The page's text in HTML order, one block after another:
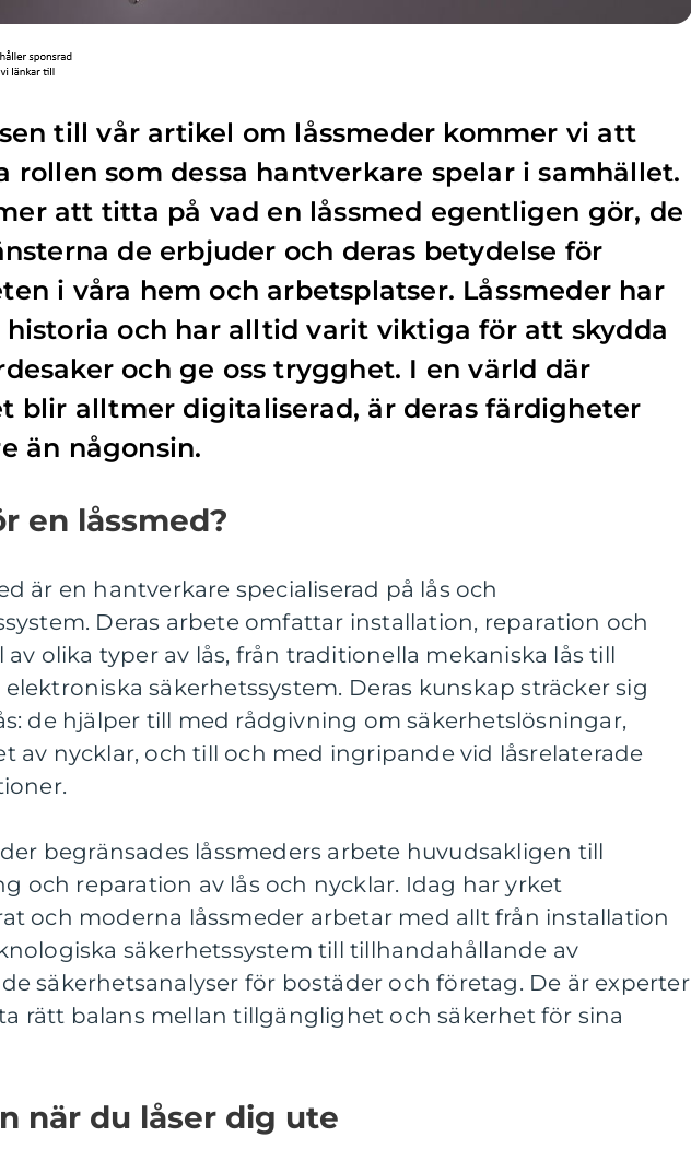
till vår artikel om låssmeder kommer vi att
rollen som dessa hantverkare spelar i samhället.
att titta på vad en låssmed egentligen gör, de
de erbjuder och deras betydelse för
i våra hem och arbetsplatser. Låssmeder har
historia och har alltid varit viktiga för att skydda
och ge oss trygghet. I en värld där
blir alltmer digitaliserad, är deras färdigheter
än någonsin.
en låssmed?
är en hantverkare specialiserad på lås och
Deras arbete omfattar installation, reparation och
av olika typer av lås, från traditionella mekaniska lås till
säkerhetssystem. Deras kunskap sträcker sig
de hjälper till med rådgivning om säkerhetslösningar,
av nycklar, och till och med ingripande vid låsrelaterade
begränsades låssmeders arbete huvudsakligen till
och reparation av lås och nycklar. Idag har yrket
och moderna låssmeder arbetar med allt från installation
säkerhetssystem till tillhandahållande av
säkerhetsanalyser för bostäder och företag. De är experter
rätt balans mellan tillgänglighet och säkerhet för sina
när du låser dig ute